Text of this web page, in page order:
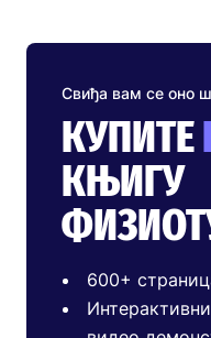
Свиђа вам се оно
КУПИТЕ
КЊИГУ
600+